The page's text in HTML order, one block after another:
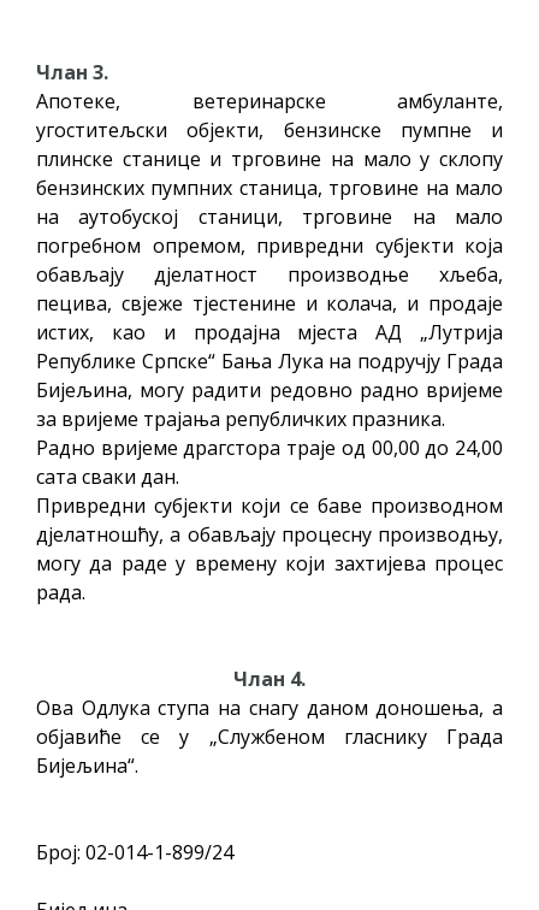
Члан 3.
Апотеке, ветеринарске амбуланте,
угоститељски објекти, бензинске пумпне и
плинске станице и трговине на мало у склопу
бензинских пумпних станица, трговине на мало
на аутобуској станици, трговине на мало
погребном опремом, привредни субјекти која
обављају дјелатност производње хљеба,
пецива, свјеже тјестенине и колача, и продаје
истих, као и продајна мјеста АД „Лутрија
Републике Српске“ Бања Лука на подручју Града
Бијељина, могу радити редовно радно вријеме
за вријеме трајања републичких празника.
Радно вријеме драгстора траје од 00,00 до 24,00
сата сваки дан.
Привредни субјекти који се баве производном
дјелатношћу, а обављају процесну производњу,
могу да раде у времену који захтијева процес
рада.
Члан 4.
Ова Одлука ступа на снагу даном доношења, а
објавиће се у „Службеном гласнику Града
Бијељина“.
Број: 02-014-1-899/24